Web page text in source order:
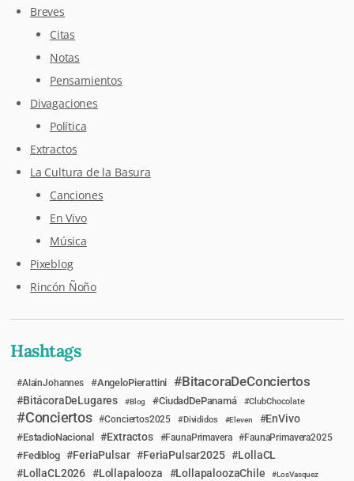
Breves
Citas
Notas
Pensamientos
Divagaciones
Política
Extractos
La Cultura de la Basura
Canciones
En Vivo
Música
Pixeblog
Rincón Ñoño
Hashtags
AlainJohannes AngeloPierattini BitacoraDeConciertos
BitácoraDeLugares Blog CiudadDePanamá ClubChocolate
Conciertos Conciertos2025 Divididos Eleven EnVivo
EstadioNacional Extractos FaunaPrimavera FaunaPrimavera2025
Fediblog FeriaPulsar FeriaPulsar2025
LollaCL
LollaCL2026
Lollapalooza LollapaloozaChile
LosVasquez